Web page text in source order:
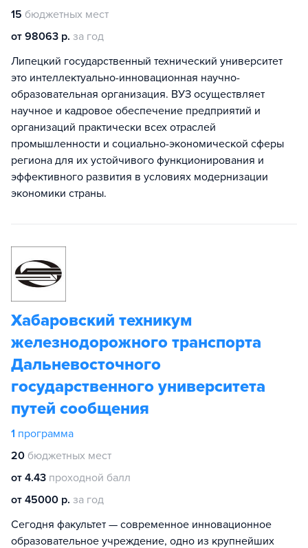
15 бюджетных мест
от 98063 р. за год
Липецкий государственный технический университет
это интеллектуально-инновационная научно-
образовательная организация. ВУЗ осуществляет
научное и кадровое обеспечение предприятий и
организаций практически всех отраслей
промышленности и социально-экономической сферы
региона для их устойчивого функционирования и
эффективного развития в условиях модернизации
экономики страны.
Хабаровский техникум
железнодорожного транспорта
Дальневосточного
государственного университета
путей сообщения
1 программа
20 бюджетных мест
от 4.43 проходной балл
от 45000 р. за год
Сегодня факультет — современное инновационное
образовательное учреждение, одно из крупнейших